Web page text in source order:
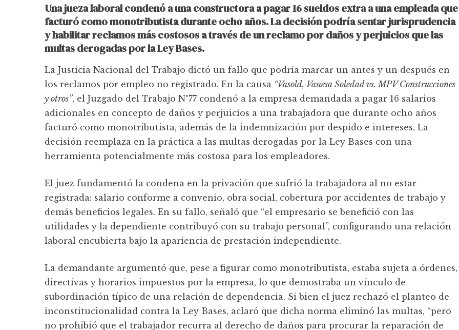
Una jueza laboral condenó a una constructora a pagar 16 sueldos extra a una empleada que
facturó como monotributista durante ocho años. La decisión podría sentar jurisprudencia
y habilitar reclamos más costosos a través de un reclamo por daños y perjuicios que las
multas derogadas por la Ley Bases.
La Justicia Nacional del Trabajo dictó un fallo que podría marcar un antes y un después en
los reclamos por empleo no registrado. En la causa “Vasold, Vanesa Soledad vs. MPV Construcciones
y otros”, el Juzgado del Trabajo N°77 condenó a la empresa demandada a pagar 16 salarios
adicionales en concepto de daños y perjuicios a una trabajadora que durante ocho años
facturó como monotributista, además de la indemnización por despido e intereses. La
decisión reemplaza en la práctica a las multas derogadas por la Ley Bases con una
herramienta potencialmente más costosa para los empleadores.
El juez fundamentó la condena en la privación que sufrió la trabajadora al no estar
registrada: salario conforme a convenio, obra social, cobertura por accidentes de trabajo y
demás beneficios legales. En su fallo, señaló que “el empresario se benefició con las
utilidades y la dependiente contribuyó con su trabajo personal”, configurando una relación
laboral encubierta bajo la apariencia de prestación independiente.
La demandante argumentó que, pese a figurar como monotributista, estaba sujeta a órdenes,
directivas y horarios impuestos por la empresa, lo que demostraba un vínculo de
subordinación típico de una relación de dependencia. Si bien el juez rechazó el planteo de
inconstitucionalidad contra la Ley Bases, aclaró que dicha norma eliminó las multas, “pero
no prohibió que el trabajador recurra al derecho de daños para procurar la reparación de